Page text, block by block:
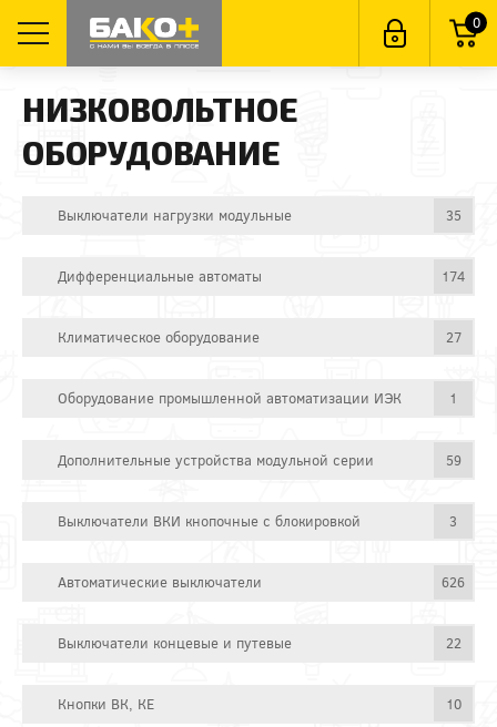
0
НИЗКОВОЛЬТНОЕ
ОБОРУДОВАНИЕ
Выключатели нагрузки модульные 35
Дифференциальные автоматы 174
Климатическое оборудование 27
Оборудование промышленной автоматизации ИЭК 1
Дополнительные устройства модульной серии 59
Выключатели ВКИ кнопочные с блокировкой 3
Автоматические выключатели 626
Выключатели концевые и путевые 22
Кнопки ВК, КЕ 10